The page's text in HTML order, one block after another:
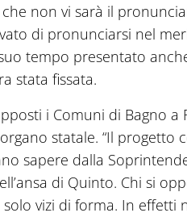
non vi sarà il
di pronunciarsi nel
tempo presentato
stata fissata.
i Comuni di Bagno a
statale. “Il progetto
sapere dalla
di Quinto. Chi si
vizi di forma. In effetti